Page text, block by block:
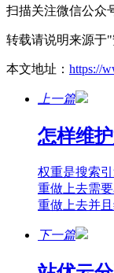
扫描关注微信公众
转载请说明来源于
本文地址： https://
上一篇
怎样维
权重是搜索
重做上去需
重做上去并
下一篇